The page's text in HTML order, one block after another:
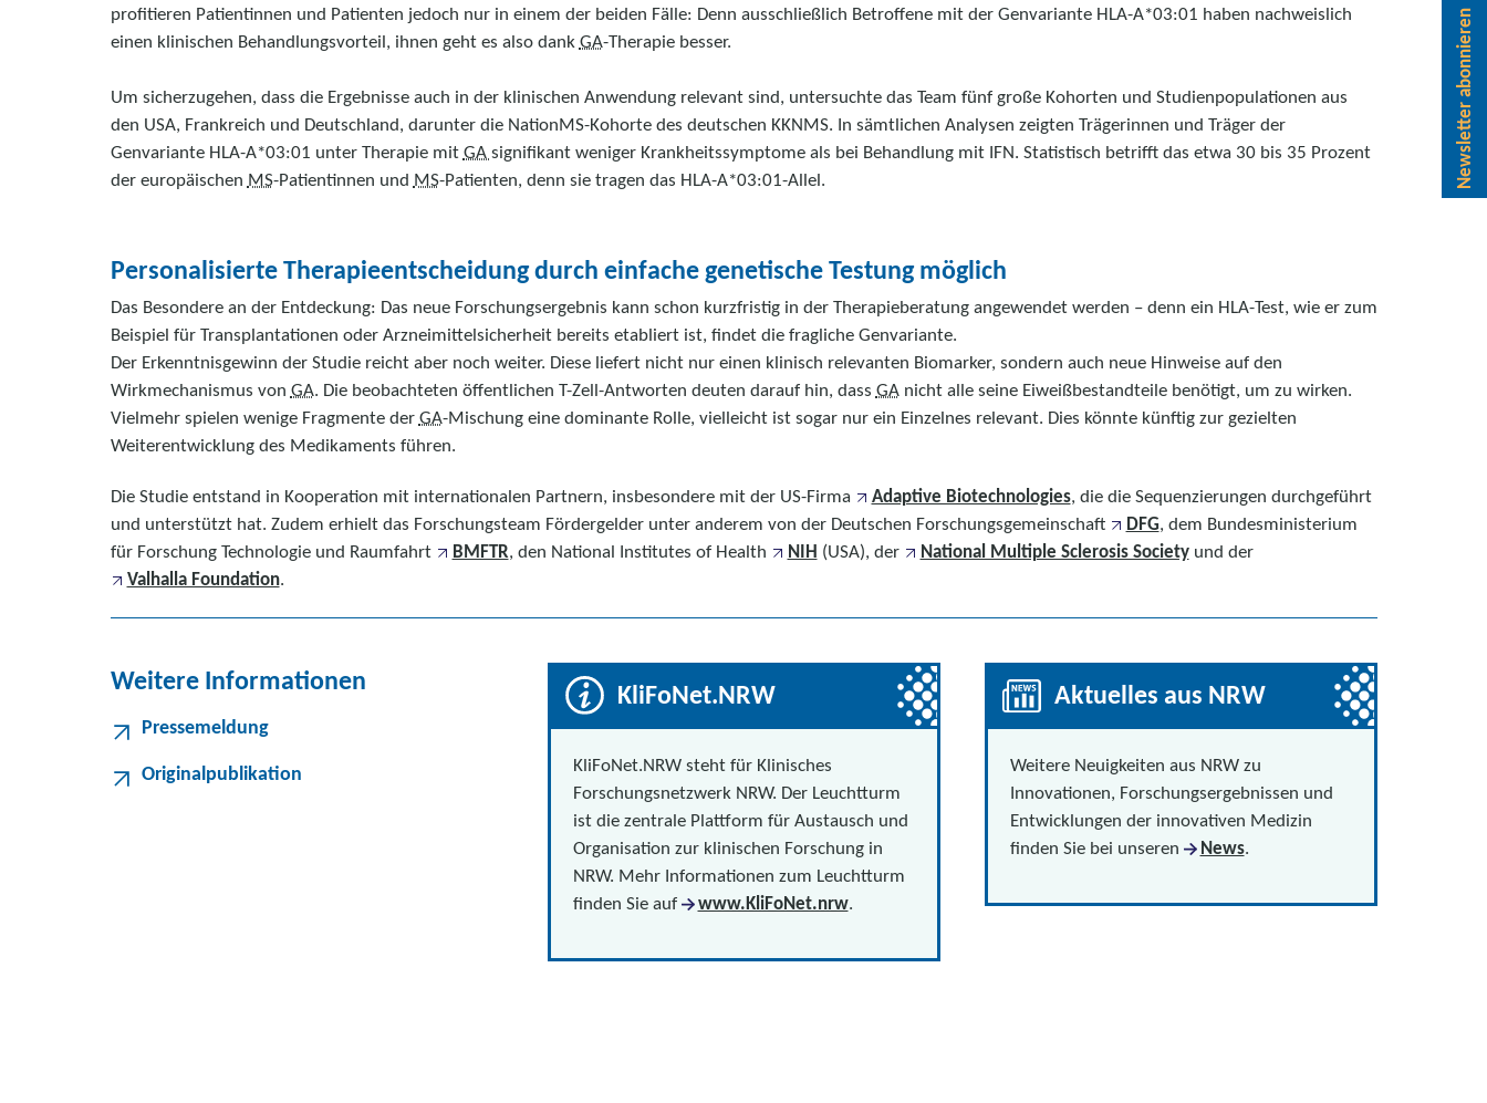
profitieren Patientinnen und Patienten jedoch nur in einem der beiden Fälle: Denn ausschließlich Betroffene mit der Genvariante HLA-A*03:01 haben nachweislich
einen klinischen Behandlungsvorteil, ihnen geht es also dankGA-Therapie besser.
Um sicherzugehen, dass die Ergebnisse auch in der klinischen Anwendung relevant sind, untersuchte das Team fünf große Kohorten und Studienpopulationen aus
den USA, Frankreich und Deutschland, darunter die NationMS-Kohorte des deutschen KKNMS. In sämtlichen Analysen zeigten Trägerinnen und Träger der
Genvariante HLA-A*03:01 unter Therapie mitGAsignifikant weniger Krankheitssymptome als bei Behandlung mit IFN. Statistisch betrifft das etwa 30 bis 35 Prozent
der europäischen MS-Patientinnen und MS-Patienten, denn sie tragen das HLA-A*03:01-Allel.
Personalisierte Therapieentscheidung durch einfache genetische Testung möglich
Das Besondere an der Entdeckung: Das neue Forschungsergebnis kann schon kurzfristig in der Therapieberatung angewendet werden – denn ein HLA-Test, wie er zum
Beispiel für Transplantationen oder Arzneimittelsicherheit bereits etabliert ist, findet die fragliche Genvariante.
Der Erkenntnisgewinn der Studie reicht aber noch weiter. Diese liefert nicht nur einen klinisch relevanten Biomarker, sondern auch neue Hinweise auf den
Wirkmechanismus von GA. Die beobachteten öffentlichen T-Zell-Antworten deuten darauf hin, dass GAnicht alle seine Eiweißbestandteile benötigt, um zu wirken.
Vielmehr spielen wenige Fragmente derGA-Mischung eine dominante Rolle, vielleicht ist sogar nur ein Einzelnes relevant. Dies könnte künftig zur gezielten
Weiterentwicklung des Medikaments führen.
Die Studie entstand in Kooperation mit internationalen Partnern, insbesondere mit der US-Firma Adaptive Biotechnologies, die die Sequenzierungen durchgeführt
und unterstützt hat. Zudem erhielt das Forschungsteam Fördergelder unter anderem von der Deutschen Forschungsgemeinschaft
DFG, dem Bundesministerium
für Forschung Technologie und Raumfahrt
BMFTR, den National Institutes of Health NIH (USA), der National Multiple Sclerosis Societyund der
Valhalla Foundation.
Weitere Informationen
Pressemeldung
Originalpublikation
KliFoNet.NRW
KliFoNet.NRW steht für Klinisches
Forschungsnetzwerk NRW. Der Leuchtturm
ist die zentrale Plattform für Austausch und
Organisation zur klinischen Forschung in
NRW. Mehr Informationen zum Leuchtturm
finden Sie auf
www.KliFoNet.nrw.
Aktuelles aus NRW
Weitere Neuigkeiten aus NRW zu
Innovationen, Forschungsergebnissen und
Entwicklungen der innovativen Medizin
finden Sie bei unseren
News.
Newsletter abonnieren